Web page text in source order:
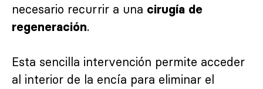
necesario recurrir a una cirugía de
regeneración.
Esta sencilla intervención permite acceder
al interior de la encía para eliminar el